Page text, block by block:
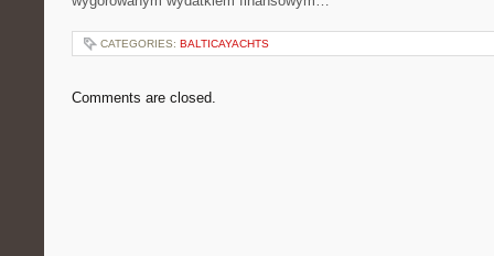
CATEGORIES: BALTICAYACHTS
Comments are closed.